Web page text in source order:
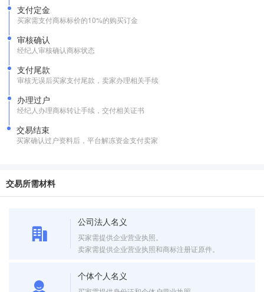
支付定金
买家需支付商标标价的10%的购买订金
审核确认
经纪人审核确认商标状态
支付尾款
审核无误后买家支付尾款，卖家办理相关手续
办理过户
经纪人办理商标转让手续，交付相关证书
交易结束
买家确认过户资料后，平台解冻资金支付卖家
交易所需材料
公司法人名义
买家需提供企业营业执照。
卖家需提供企业营业执照和商标注册证原件。
个体个人名义